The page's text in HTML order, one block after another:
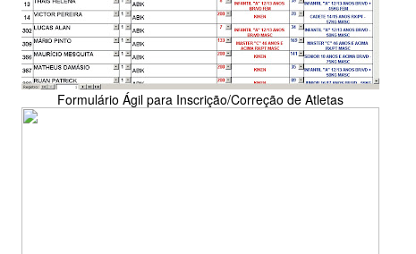
Formulário Ágil para Inscrição/Correção de Atletas